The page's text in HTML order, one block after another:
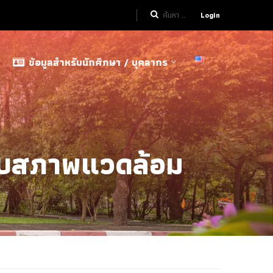
Login
ข้อมูลสำหรับนักศึกษา / บุคลากร
ภาพแวดล้อม